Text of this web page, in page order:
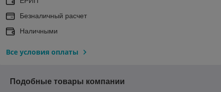
Безналичный расчет
Наличными
Все условия оплаты
Подобные товары компании